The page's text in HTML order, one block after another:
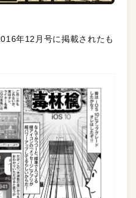
年12月号に掲載されたも